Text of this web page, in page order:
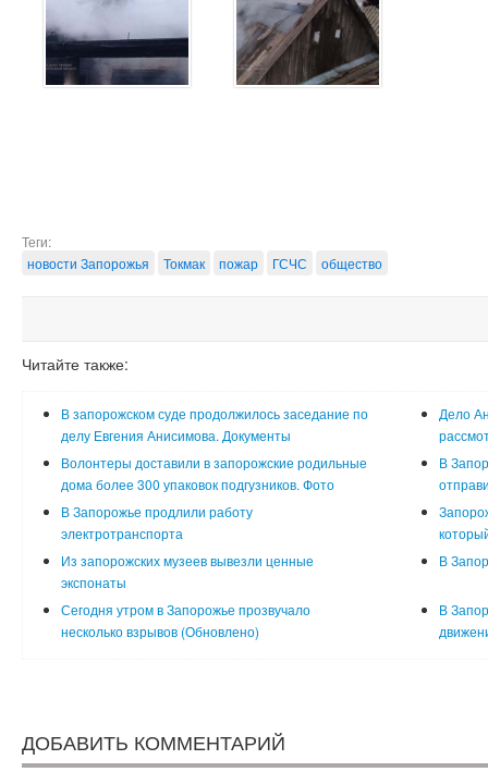
Теги:
новости Запорожья
Токмак пожар ГСЧС общество
Читайте также:
В запорожском суде продолжилось заседание по
делу Евгения Анисимова. Документы
Дело
Волонтеры доставили в запорожские родильные
дома более 300 упаковок подгузников. Фото
В
В Запорожье продлили работу
электротранспорта
Из запорожских музеев вывезли ценные
экспонаты
В
Сегодня утром в Запорожье прозвучало
несколько взрывов (Обновлено)
В
ДОБАВИТЬ КОММЕНТАРИЙ